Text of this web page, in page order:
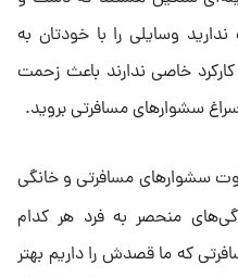
وسایلی را با خودتان به
خاصی ندارند باعث زحمت
سشوارهای مسافرتی بروید.
سشوارهای مسافرتی و خانگی
منحصر به فرد هر کدام
که ما قصدش را داریم بهتر